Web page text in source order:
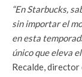
“En Starbucks,
sin importar el
en esta
único que eleva
Recalde,